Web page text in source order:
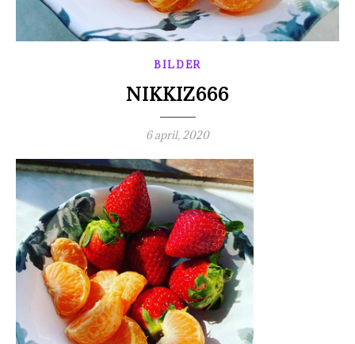
BILDER
NIKKIZ666
6 april, 2020